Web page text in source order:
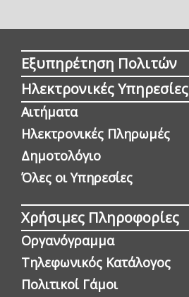
Εξυπηρέτηση Πολιτών
Ηλεκτρονικές Υπηρεσίες
Αιτήματα
Ηλεκτρονικές Πληρωμές
Δημοτολόγιο
Όλες οι Yπηρεσίες
Χρήσιμες Πληροφορίες
Οργανόγραμμα
Τηλεφωνικός Κατάλογος
Πολιτικοί Γάμοι